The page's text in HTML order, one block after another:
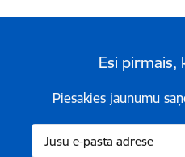
Esi pirmais,
Piesakies jaunumu